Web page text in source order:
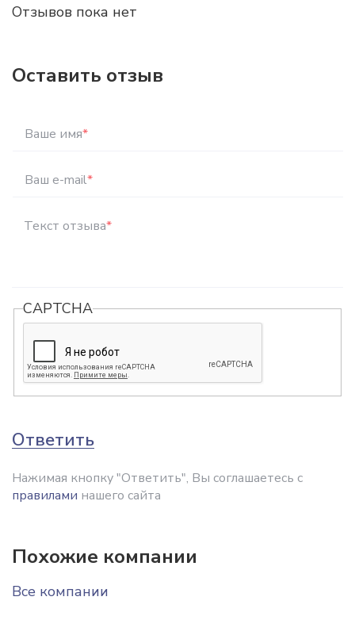
Отзывов пока нет
Оставить отзыв
Ваше имя*
Ваш e-mail*
Текст отзыва*
CAPTCHA
Ответить
Нажимая кнопку "Ответить", Вы соглашаетесь с
правилами нашего сайта
Похожие компании
Все компании